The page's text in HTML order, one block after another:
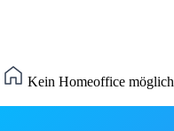
Kein Homeoffice möglich